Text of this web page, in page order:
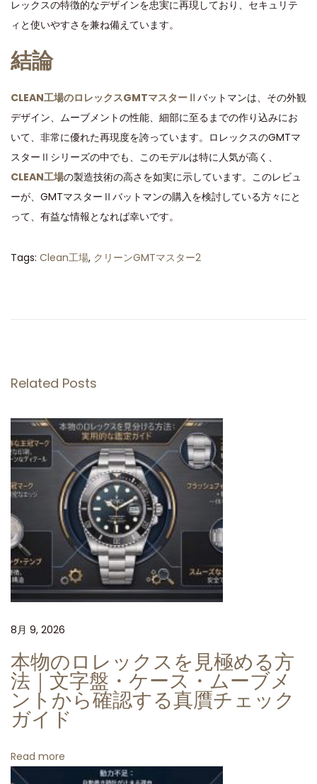
レックスの特徴的なデザインを忠実に再現しており、セキュリテ
ィと使いやすさを兼ね備えています。
結論
CLEAN工場のロレックスGMTマスターⅡバットマンは、その外観
デザイン、ムーブメントの性能、細部に至るまでの作り込みにお
いて、非常に優れた再現度を誇っています。ロレックスのGMTマ
スターⅡシリーズの中でも、このモデルは特に人気が高く、
CLEAN工場の製造技術の高さを如実に示しています。このレビュ
ーが、GMTマスターⅡバットマンの購入を検討している方々にと
って、有益な情報となれば幸いです。
Tags: Clean工場, クリーンGMTマスター2
ァ
ト
リ
ー
ロ
レ
ッ
ク
ス
オ
ス
タ
ー
パ
ー
ペ
チ
ュ
Related Posts
8月 9, 2026
本物のロレックスを見極める方
法｜文字盤・ケース・ムーブメ
ントから確認する真贋チェック
ガイド
Read more